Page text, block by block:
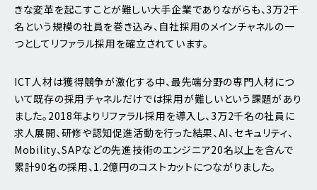
きな変革を起こすことが難しい大手企業でありながらも、3万2千
名という規模の社員を巻き込み、自社採用のメインチャネルの一
つとしてリファラル採用を確立されています。
ICT人材は獲得競争が激化する中、最先端分野の専門人材につ
いて既存の採用チャネルだけでは採用が難しいという課題があり
ました。2018年よりリファラル採用を導入し、3万2千名の社員に
求人展開、研修や認知促進活動を行った結果、AI、セキュリティ、
Mobility、SAPなどの先進技術のエンジニア20名以上を含んで
累計90名の採用、1.2億円のコストカットにつながりました。